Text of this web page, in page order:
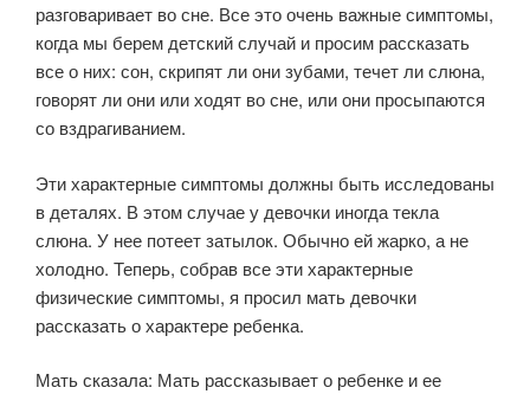
разговаривает во сне. Все это очень важные симптомы,
когда мы берем детский случай и просим рассказать
все о них: сон, скрипят ли они зубами, течет ли слюна,
говорят ли они или ходят во сне, или они просыпаются
со вздрагиванием.
Эти характерные симптомы должны быть исследованы
в деталях. В этом случае у девочки иногда текла
слюна. У нее потеет затылок. Обычно ей жарко, а не
холодно. Теперь, собрав все эти характерные
физические симптомы, я просил мать девочки
рассказать о характере ребенка.
Мать сказала: Мать рассказывает о ребенке и ее